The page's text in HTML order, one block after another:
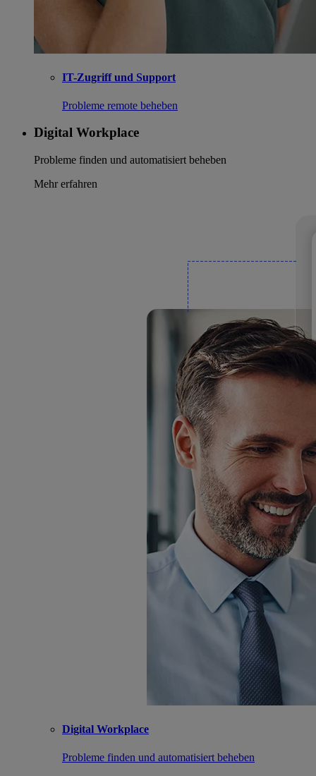
IT-Zugriff und Support
Probleme remote beheben
Digital Workplace
Probleme finden und automatisiert beheben
Mehr erfahren
Digital Workplace
Probleme finden und automatisiert beheben